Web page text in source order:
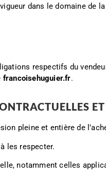
dans le domaine de
respectifs du
francoisehuguier.fr.
pleine et entière de
les respecter.
notamment celles